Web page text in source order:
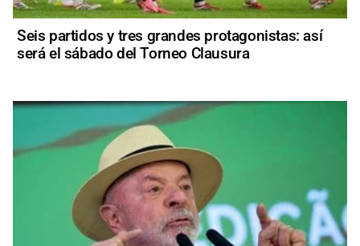
Seis partidos y tres grandes protagonistas: así
será el sábado del Torneo Clausura